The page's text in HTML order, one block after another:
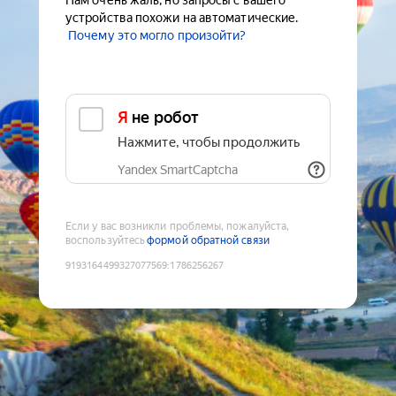
устройства похожи на автоматические.
Почему это могло произойти?
Я не робот
Нажмите, чтобы продолжить
Yandex SmartCaptcha
Если у вас возникли проблемы, пожалуйста,
воспользуйтесьформой обратной связи
9193164499327077569:1786256267